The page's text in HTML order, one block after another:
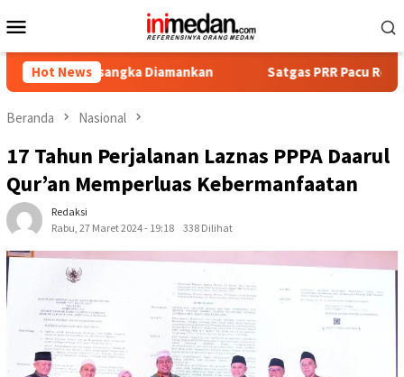
ke
Mobile
Hot News
Diamankan Satgas PRR Pacu Realisasi
Beranda Nasional
17 Tahun Perjalanan Laznas PPPA Daarul
Qur’an Memperluas Kebermanfaatan
Redaksi
Rabu, 27 Maret 2024 - 19:18
338 Dilihat